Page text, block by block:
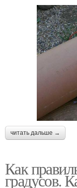
читать дальше →
Как
градусов.